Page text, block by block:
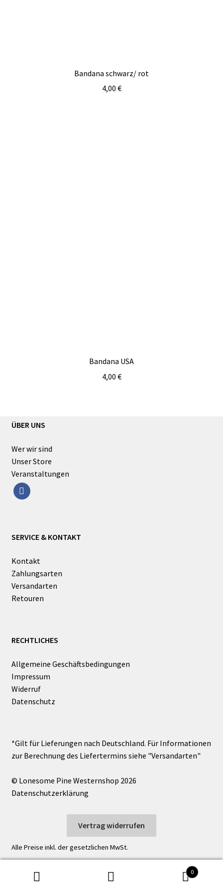
Bandana schwarz/ rot
4,00 €
Bandana USA
4,00 €
ÜBER UNS
Wer wir sind
Unser Store
Veranstaltungen
facebook
SERVICE & KONTAKT
Kontakt
Zahlungsarten
Versandarten
Retouren
RECHTLICHES
Allgemeine Geschäftsbedingungen
Impressum
Widerruf
Datenschutz
© Lonesome Pine Westernshop 2026
Datenschutzerklärung
Vertrag widerrufen
Alle Preise inkl. der gesetzlichen MwSt.
0